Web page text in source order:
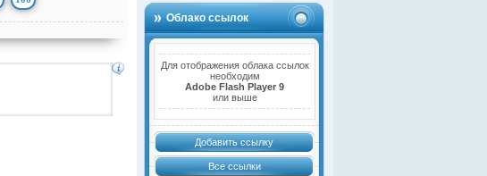
Облако ссылок
Для отображения облака ссылок
необходим
Adobe Flash Player 9
или выше
Добавить ссылку
Все ссылки